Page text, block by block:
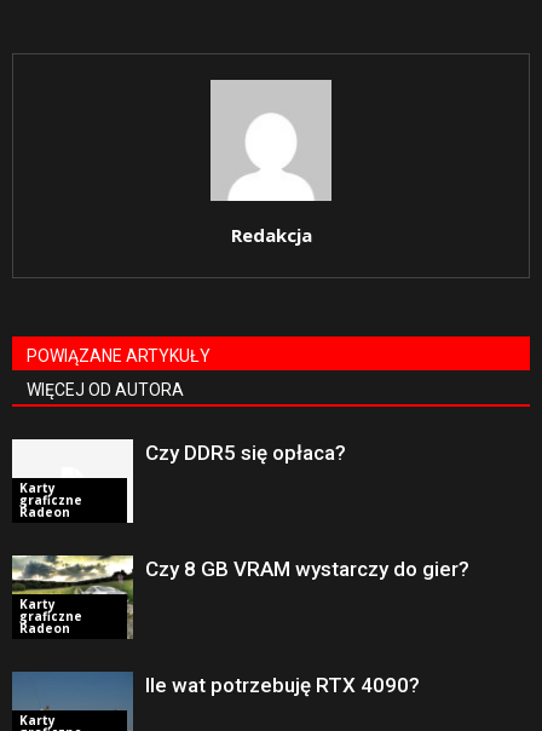
Redakcja
POWIĄZANE ARTYKUŁY
WIĘCEJ OD AUTORA
Karty
graficzne
Radeon
Czy DDR5 się opłaca?
Karty
graficzne
Radeon
Czy 8 GB VRAM wystarczy do gier?
Karty
Ile wat potrzebuję RTX 4090?